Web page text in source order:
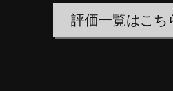
評価一覧はこち